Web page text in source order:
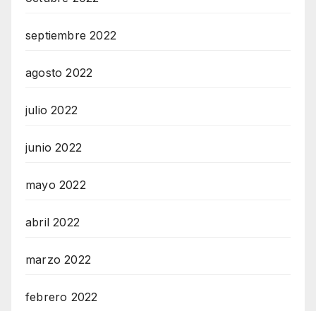
septiembre 2022
agosto 2022
julio 2022
junio 2022
mayo 2022
abril 2022
marzo 2022
febrero 2022